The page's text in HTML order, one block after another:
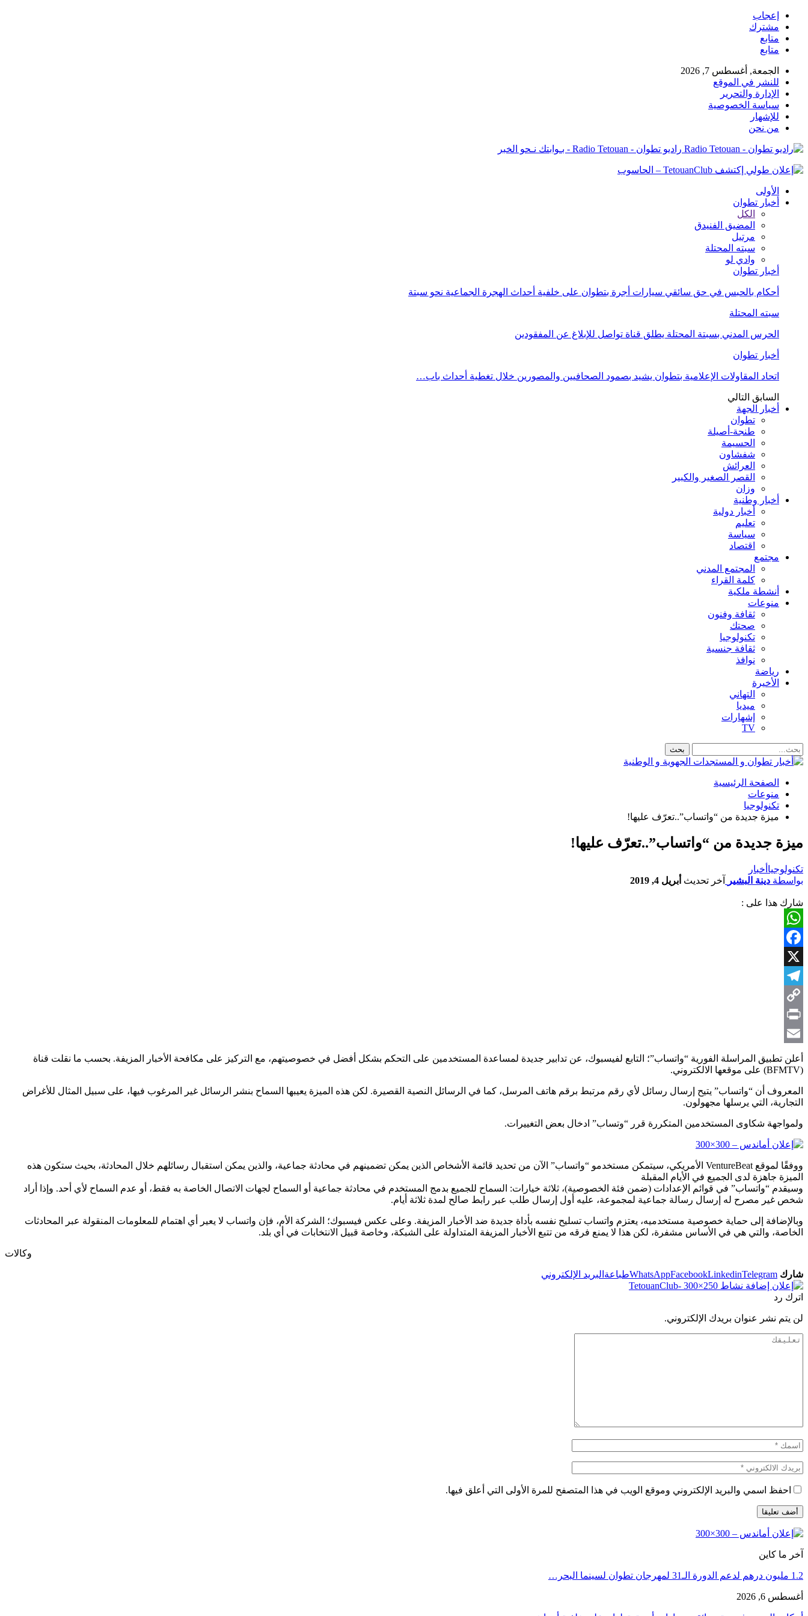
إعجاب
مشترك
متابع
متابع
الجمعة, أغسطس 7, 2026
للنشر في الموقع
الإدارة والتحرير
سياسة الخصوصية
للإشهار
من نحن
راديو تطوان - Radio Tetouan - بـوابتك نـحو الخبر
الأولى
أخبار تطوان
الكل
المضيق الفنيدق
مرتيل
سبته المحتلة
وادي لو
أخبار تطوان
أحكام بالحبس في حق سائقي سيارات أجرة بتطوان على خلفية أحداث الهجرة الجماعية نحو سبتة
سبته المحتلة
الحرس المدني بسبتة المحتلة يطلق قناة تواصل للإبلاغ عن المفقودين
أخبار تطوان
اتحاد المقاولات الإعلامية بتطوان يشيد بصمود الصحافيين والمصورين خلال تغطية أحداث باب…
السابق التالي
أخبار الجهة
تطوان
طنجة-أصيلة
الحسيمة
شفشاون
العرائش
القصر الصغير والكبير
وزان
أخبار وطنية
أخبار دولية
تعليم
سياسة
اقتصاد
مجتمع
المجتمع المدني
كلمة القراء
أنشطة ملكية
منوعات
ثقافة وفنون
صحتك
تكنولوجيا
ثقافة جنسية
نوافذ
رياضة
الأخيرة
التهاني
ميديا
إشهارات
TV
الصفحة الرئيسية
منوعات
تكنولوجيا
ميزة جديدة من “واتساب”..تعرّف عليها!
ميزة جديدة من “واتساب”..تعرّف عليها!
تكنولوجيا أخبار
بواسطة دينة البشير آخر تحديث أبريل 4, 2019
شارك هذا على :
WhatsApp
Facebook
X
Telegram
Copy
Link
Print
Email
أعلن تطبيق المراسلة الفورية “واتساب”؛ التابع لفيسبوك، عن تدابير جديدة لمساعدة المستخدمين على التحكم بشكل أفضل في خصوصيتهم، مع التركيز على مكافحة الأخبار المزيفة. بحسب ما نقلت قناة
(BFMTV) على موقعها الالكتروني.
المعروف أن “واتساب” يتيح إرسال رسائل لأي رقم مرتبط برقم هاتف المرسل، كما في الرسائل النصية القصيرة. لكن هذه الميزة يعيبها السماح بنشر الرسائل غير المرغوب فيها، على سبيل المثال للأغراض
التجارية، التي يرسلها مجهولون.
ولمواجهة شكاوى المستخدمين المتكررة قرر “وتساب” ادخال بعض التغييرات.
ووفقًا لموقع VentureBeat الأمريكي، سيتمكن مستخدمو “واتساب” الآن من تحديد قائمة الأشخاص الذين يمكن تضمينهم في محادثة جماعية، والذين يمكن استقبال رسائلهم خلال المحادثة، بحيث ستكون هذه
الميزة جاهزة لدى الجميع في الأيام المقبلة
وسيقدم “واتساب” في قوائم الإعدادات (ضمن فئة الخصوصية)، ثلاثة خيارات: السماح للجميع بدمج المستخدم في محادثة جماعية أو السماح لجهات الاتصال الخاصة به فقط، أو عدم السماح لأي أحد. وإذا أراد
شخص غير مصرح له إرسال رسالة جماعية لمجموعة، عليه أول إرسال طلب عبر رابط صالح لمدة ثلاثة أيام.
وبالإضافة إلى حماية خصوصية مستخدميه، يعتزم واتساب تسليح نفسه بأداة جديدة ضد الأخبار المزيفة. وعلى عكس فيسبوك؛ الشركة الأم، فإن واتساب لا يعير أي اهتمام للمعلومات المنقولة عبر المحادثات
الخاصة، والتي هي في الأساس مشفرة، لكن هذا لا يمنع فرقه من تتبع الأخبار المزيفة المتداولة على الشبكة، وخاصة قبيل الانتخابات في أي بلد.
وكالات
شارك WhatsAppFacebookLinkedinTelegram طباعة البريد الإلكتروني
اترك رد
لن يتم نشر عنوان بريدك الإلكتروني.
احفظ اسمي والبريد الإلكتروني وموقع الويب في هذا المتصفح للمرة الأولى التي أعلق فيها.
آخر ما كاين
1.2 مليون درهم لدعم الدورة الـ31 لمهرجان تطوان لسينما البحر…
أغسطس 6, 2026